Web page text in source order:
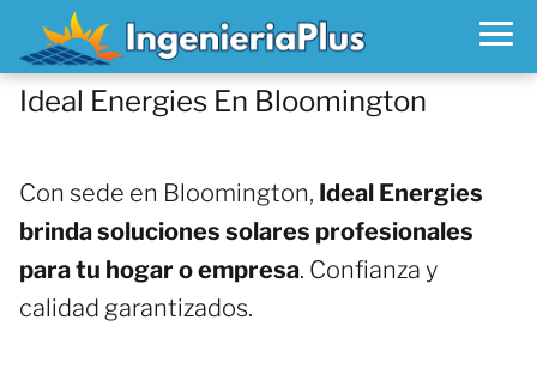
Ideal Energies En Bloomington
Con sede en Bloomington, Ideal Energies
brinda soluciones solares profesionales
para tu hogar o empresa. Confianza y
calidad garantizados.